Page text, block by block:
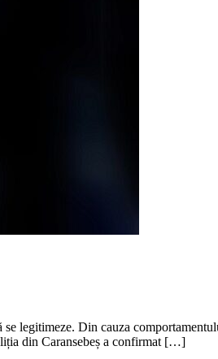
legitimeze. Din cauza
din Caransebeș a confirmat […]